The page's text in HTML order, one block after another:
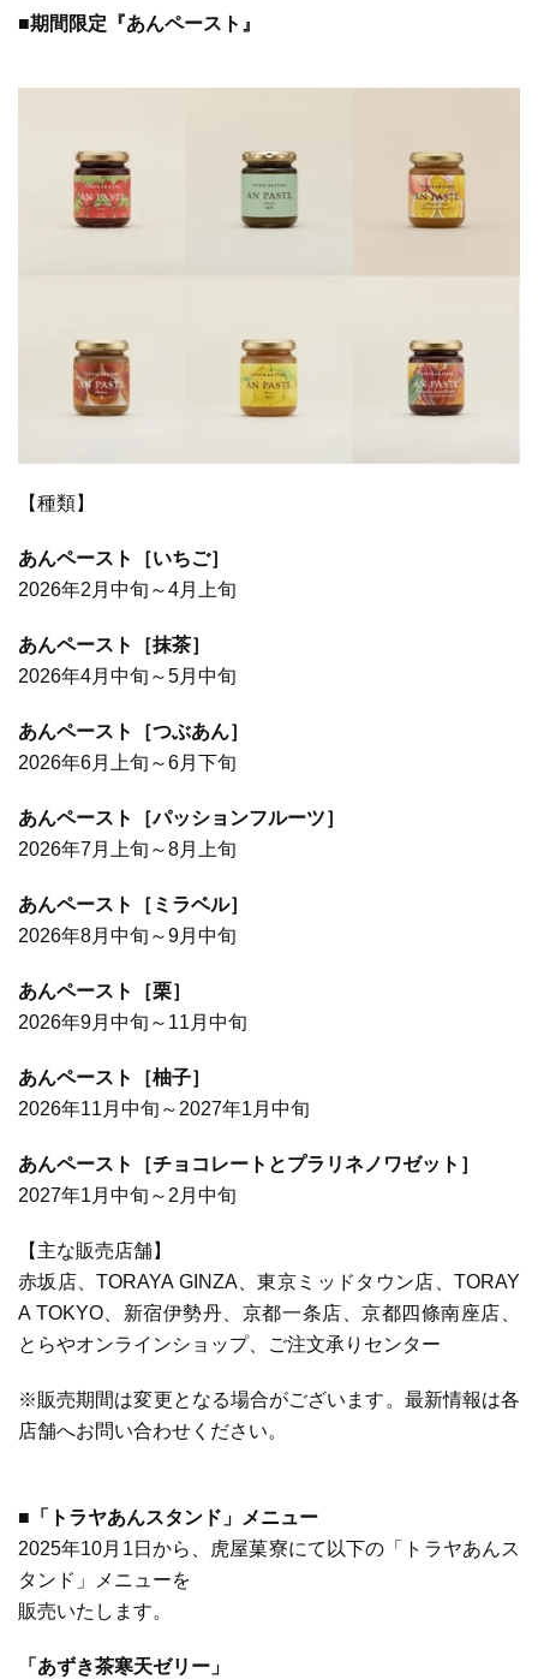
■期間限定『あんペースト』
【種類】
あんペースト［いちご］
2026年2月中旬～4月上旬
あんペースト［抹茶］
2026年4月中旬～5月中旬
あんペースト［つぶあん］
2026年6月上旬～6月下旬
あんペースト［パッションフルーツ］
2026年7月上旬～8月上旬
あんペースト［ミラベル］
2026年8月中旬～9月中旬
あんペースト［栗］
2026年9月中旬～11月中旬
あんペースト［柚子］
2026年11月中旬～2027年1月中旬
あんペースト［チョコレートとプラリネノワゼット］
2027年1月中旬～2月中旬
【主な販売店舗】
赤坂店、TORAYA GINZA、東京ミッドタウン店、TORAY
A TOKYO、新宿伊勢丹、京都一条店、京都四條南座店、
とらやオンラインショップ、ご注文承りセンター
※販売期間は変更となる場合がございます。最新情報は各
店舗へお問い合わせください。
■「トラヤあんスタンド」メニュー
2025年10月1日から、虎屋菓寮にて以下の「トラヤあんス
タンド」メニューを
販売いたします。
「あずき茶寒天ゼリー」